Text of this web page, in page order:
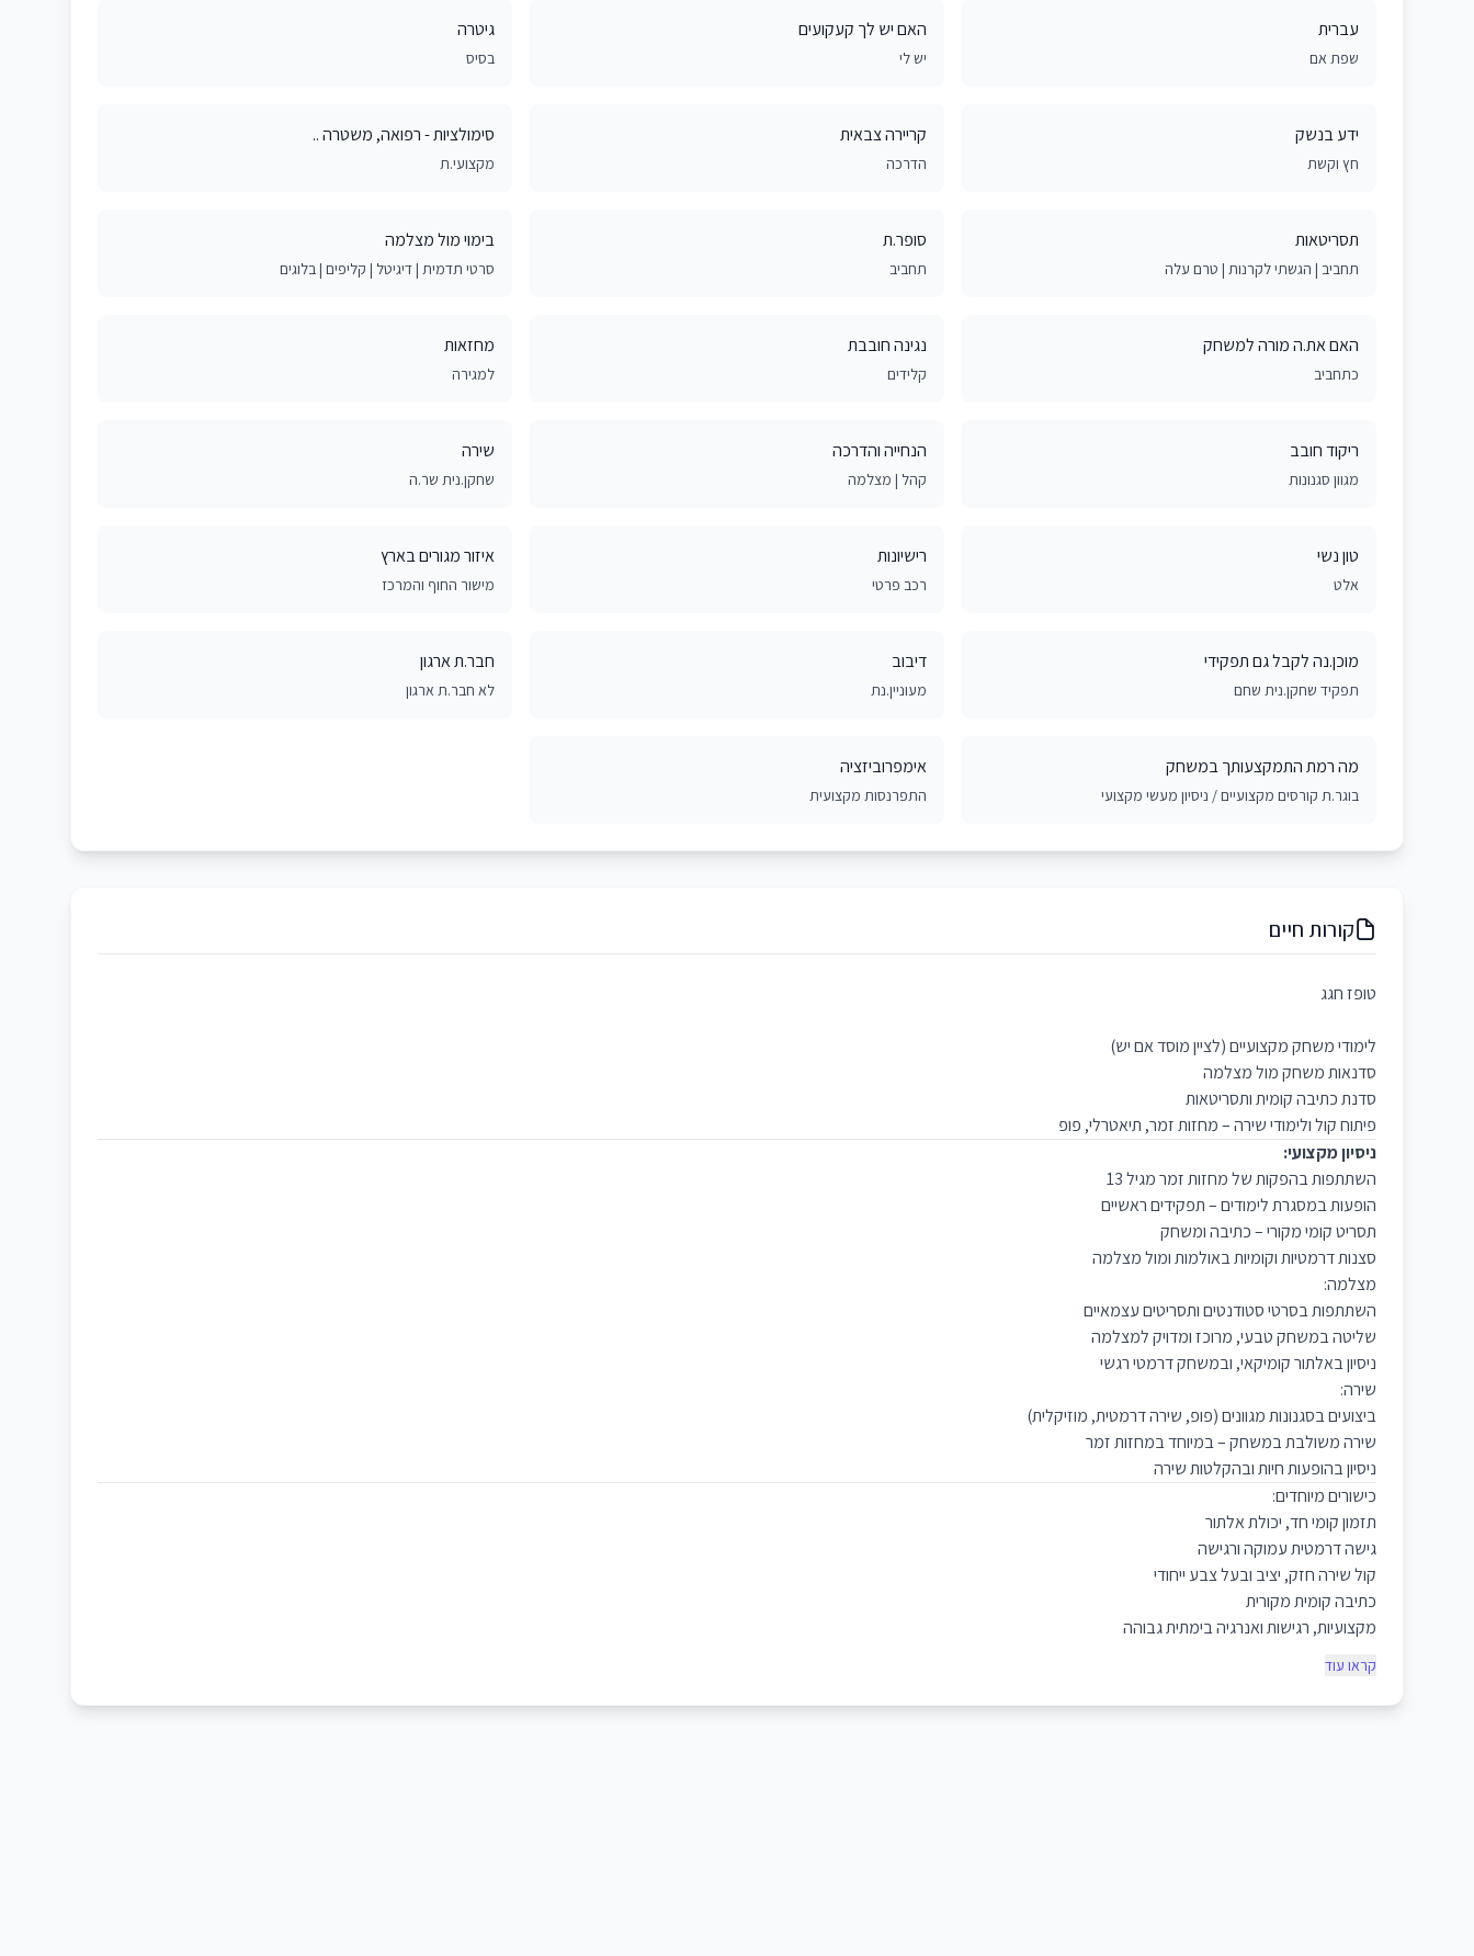
עברית
שפת אם
האם יש לך קעקועים
יש לי
גיטרה
בסיס
ידע בנשק
חץ וקשת
קריירה צבאית
הדרכה
סימולציות - רפואה, משטרה ..
מקצועי.ת
תסריטאות
תחביב | הגשתי לקרנות | טרם עלה
סופר.ת
תחביב
בימוי מול מצלמה
סרטי תדמית | דיגיטל | קליפים | בלוגים
האם את.ה מורה למשחק
כתחביב
נגינה חובבת
קלידים
מחזאות
למגירה
ריקוד חובב
מגוון סגנונות
הנחייה והדרכה
קהל | מצלמה
שירה
שחקן.נית שר.ה
טון נשי
אלט
רישיונות
רכב פרטי
איזור מגורים בארץ
מישור החוף והמרכז
מוכן.נה לקבל גם תפקידי
תפקיד שחקן.נית שחם
דיבוב
מעוניין.נת
חבר.ת ארגון
לא חבר.ת ארגון
מה רמת התמקצעותך במשחק
בוגר.ת קורסים מקצועיים / ניסיון מעשי מקצועי
אימפרוביזציה
התפרנסות מקצועית
קורות חיים
טופז חגג
לימודי משחק מקצועיים (לציין מוסד אם יש)
סדנאות משחק מול מצלמה
סדנת כתיבה קומית ותסריטאות
פיתוח קול ולימודי שירה – מחזות זמר, תיאטרלי, פופ
ניסיון מקצועי:
השתתפות בהפקות של מחזות זמר מגיל 13
הופעות במסגרת לימודים – תפקידים ראשיים
תסריט קומי מקורי – כתיבה ומשחק
סצנות דרמטיות וקומיות באולמות ומול מצלמה
מצלמה:
השתתפות בסרטי סטודנטים ותסריטים עצמאיים
שליטה במשחק טבעי, מרוכז ומדויק למצלמה
ניסיון באלתור קומיקאי, ובמשחק דרמטי רגשי
שירה:
ביצועים בסגנונות מגוונים (פופ, שירה דרמטית, מוזיקלית)
שירה משולבת במשחק – במיוחד במחזות זמר
ניסיון בהופעות חיות ובהקלטות שירה
כישורים מיוחדים:
תזמון קומי חד, יכולת אלתור
גישה דרמטית עמוקה ורגישה
קול שירה חזק, יציב ובעל צבע ייחודי
כתיבה קומית מקורית
מקצועיות, רגישות ואנרגיה בימתית גבוהה
קראו עוד